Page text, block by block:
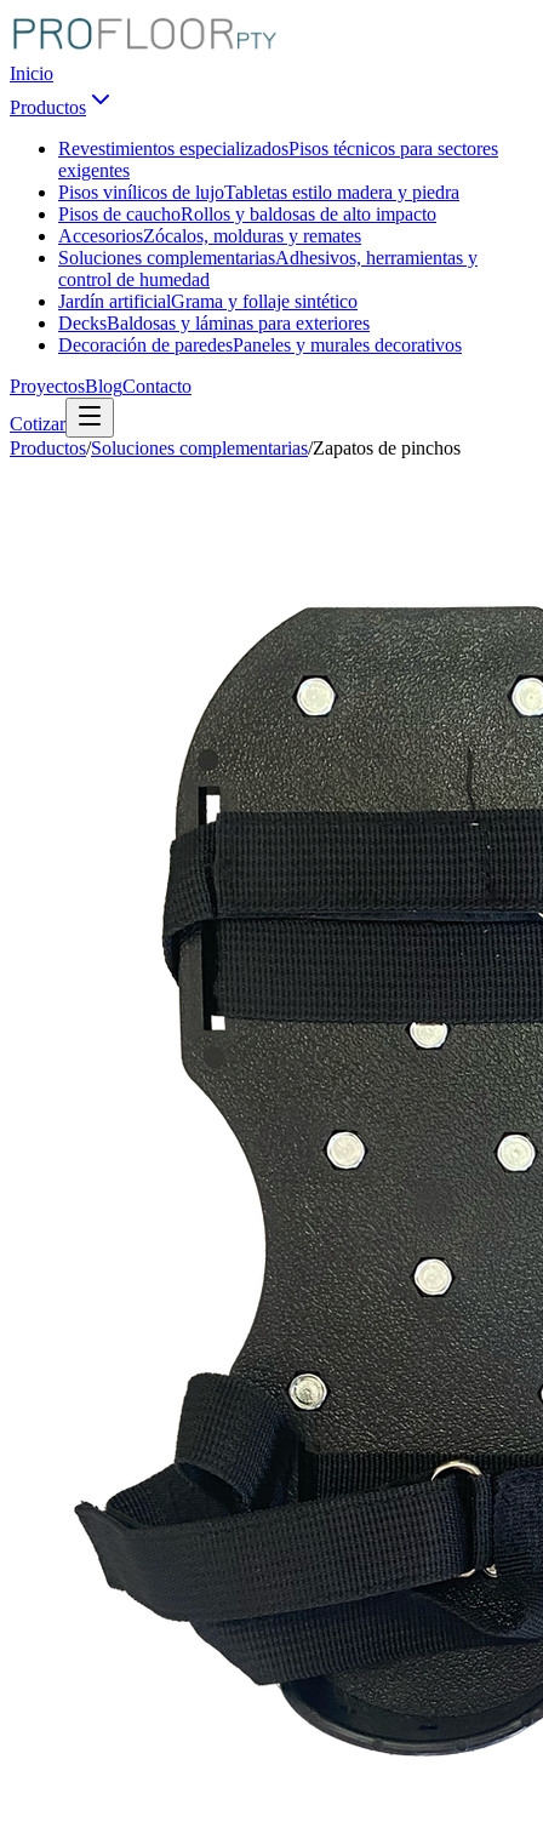
Inicio
Productos
Revestimientos especializadosPisos técnicos para sectores
exigentes
Pisos vinílicos de lujoTabletas estilo madera y piedra
Pisos de cauchoRollos y baldosas de alto impacto
AccesoriosZócalos, molduras y remates
Soluciones complementariasAdhesivos, herramientas y
control de humedad
Jardín artificialGrama y follaje sintético
DecksBaldosas y láminas para exteriores
Decoración de paredesPaneles y murales decorativos
ProyectosBlogContacto
Cotizar
Productos/Soluciones complementarias/Zapatos de pinchos